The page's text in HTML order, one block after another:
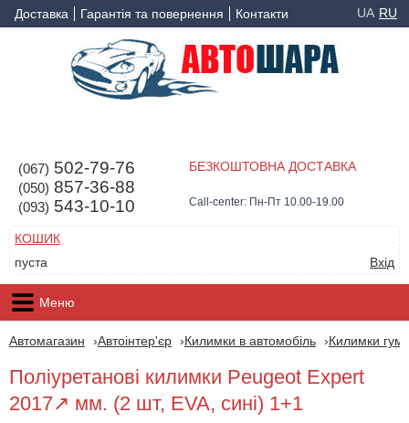
Доставка Гарантія та повернення Контакти UA RU
(067) 502-79-76
(050) 857-36-88
(093) 543-10-10
БЕЗКОШТОВНА ДОСТАВКА
Call-center: Пн-Пт 10.00-19.00
КОШИК
пуста
Вхід
Меню
Автомагазин Автоінтер'єр Килимки в автомобіль Килимки
Поліуретанові килимки Peugeot Expert
2017↗ мм. (2 шт, EVA, сині) 1+1